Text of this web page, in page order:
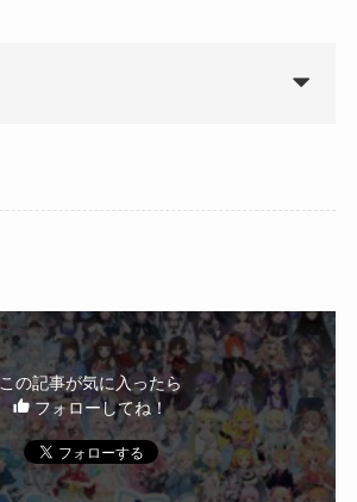
この記事が気に入ったら
フォローしてね！